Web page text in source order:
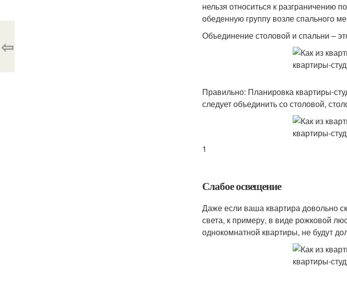
нельзя относиться к разграничению
обеденную группу возле спального
Объединение столовой и спальни –
Правильно: Планировка квартиры-
следует объединить со столовой,
1
Слабое освещение
Даже если ваша квартира довольно
света, к примеру, в виде рожковой
однокомнатной квартиры, не будут
⇦